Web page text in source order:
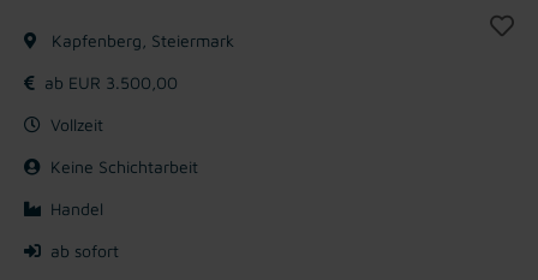
Kapfenberg, Steiermark
ab EUR 3.500,00
Vollzeit
Keine Schichtarbeit
Handel
ab sofort